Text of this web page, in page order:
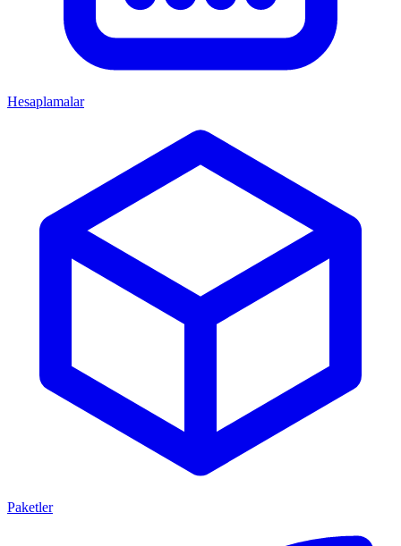
Hesaplamalar
Paketler